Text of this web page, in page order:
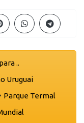
..
Uruguai
Parque Termal